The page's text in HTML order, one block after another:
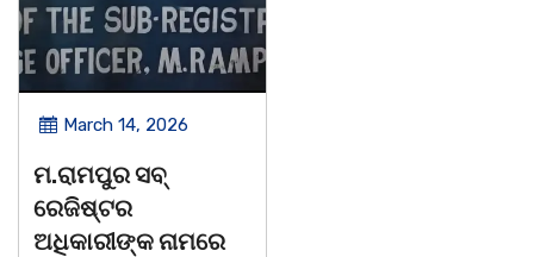
March 14, 2026
ମ.ରାମପୁର ସବ୍
ରେଜିଷ୍ଟର
ଅଧିକାରୀଙ୍କ ନାମରେ